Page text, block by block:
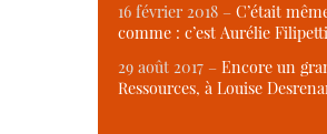
16 février 2018 – C’était
comme : c’est Aurélie
29 août 2017 – Encore un
Ressources, à Louise